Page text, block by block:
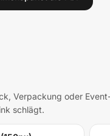
Verpackung oder
schlägt.